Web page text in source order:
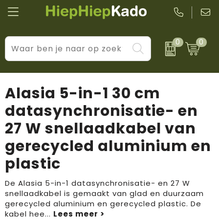
0 0
Kantoor & schrijfwaren
Wellness & verzorging
Tassen & reizen
Huis, tuin & keuken
Elektronica & gadgets
Kleding & accessoires
Sport & vrije tijd
Levensstijl
Prijs & impact
BIC
Boska
Brandflavours
Camelbak
Janzen
JBL
LogoSeat
Alasia 5-in-1 30 cm
datasynchronisatie- en
27 W snellaadkabel van
gerecycled aluminium en
plastic
De Alasia 5-in-1 datasynchronisatie- en 27 W
snellaadkabel is gemaakt van glad en duurzaam
gerecycled aluminium en gerecycled plastic. De
kabel hee...